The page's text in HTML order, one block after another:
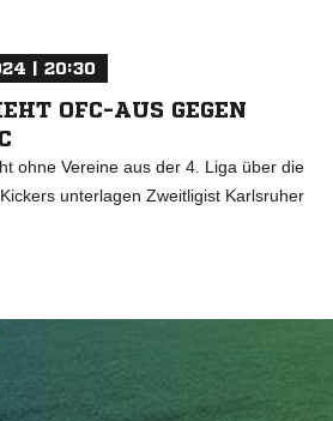
| 20:30
OFC-AUS GEGEN
ohne Vereine aus der 4. Liga über die
unterlagen Zweitligist Karlsruher